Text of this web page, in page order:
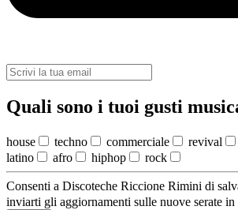
Quali sono i tuoi gusti
house techno commerciale
revival
latino
afro hiphop rock
Consenti a Discoteche Riccione Rimini di
inviarti gli aggiornamenti sulle nuove serate in